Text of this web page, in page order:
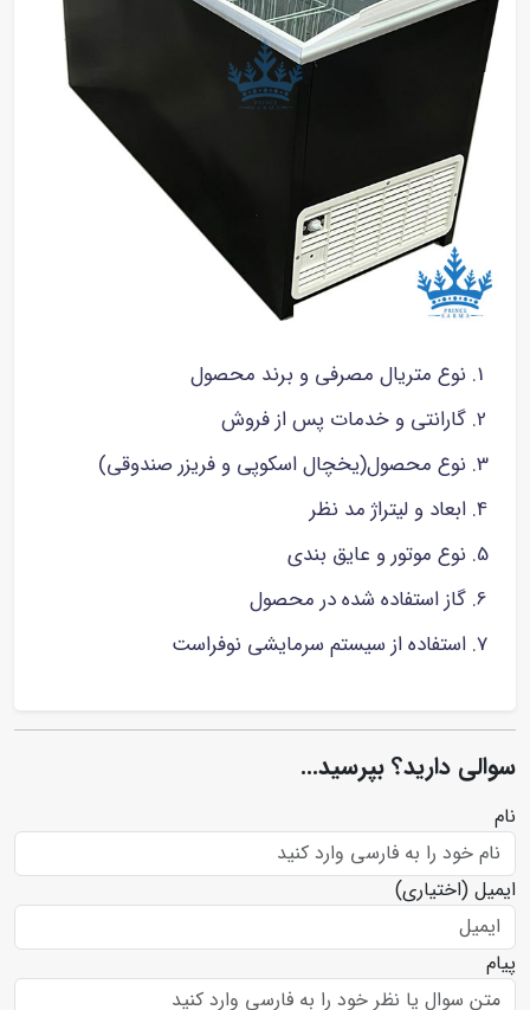
نوع متریال مصرفی و برند محصول
گارانتی و خدمات پس از فروش
نوع محصول(یخچال اسکوپی و فریزر صندوقی)
ابعاد و لیتراژ مد نظر
نوع موتور و عایق بندی
گاز استفاده شده در محصول
استفاده از سیستم سرمایشی نوفراست
سوالی دارید؟ بپرسید...
نام
ایمیل (اختیاری)
پیام